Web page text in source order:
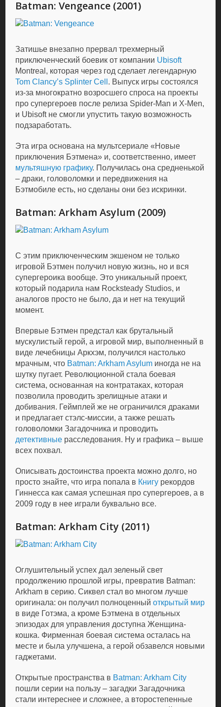
Batman: Vengeance (2001)
Затишье внезапно прервал трехмерный
приключенческий боевик от компании Ubisoft
Montreal, которая через год сделает легендарную
Tom Clancy’s Splinter Cell . Выпуск игры состоялся
из-за многократно возросшего спроса на проекты
про супергероев после релиза Spider-Man и X-Men,
и Ubisoft не смогли упустить такую возможность
подзаработать.
Эта игра основана на мультсериале «Новые
приключения Бэтмена» и, соответственно, имеет
мультяшную графику. Получилась она средненькой
– драки, головоломки и передвижения на
Бэтмобиле есть, но сделаны они без искринки.
Batman: Arkham Asylum (2009)
С этим приключенческим экшеном не только
игровой Бэтмен получил новую жизнь, но и вся
супергероика вообще. Это уникальный проект,
который подарила нам Rocksteady Studios, и
аналогов просто не было, да и нет на текущий
момент.
Впервые Бэтмен предстал как брутальный
мускулистый герой, а игровой мир, выполненный в
виде лечебницы Аркхэм, получился настолько
мрачным, что Batman: Arkham Asylum иногда не на
шутку пугает. Революционной стала боевая
система, основанная на контратаках, которая
позволила проводить зрелищные атаки и
добивания. Геймплей же не ограничился драками
и предлагает стэлс-миссии, а также решать
головоломки Загадочника и проводить
детективные расследования. Ну и графика – выше
всех похвал.
Описывать достоинства проекта можно долго, но
просто знайте, что игра попала в Книгу рекордов
Гиннесса как самая успешная про супергероев, а в
2009 году в нее играли буквально все.
Batman: Arkham City (2011)
Оглушительный успех дал зеленый свет
продолжению прошлой игры, превратив Batman:
Arkham в серию. Сиквел стал во многом лучше
оригинала: он получил полноценныйоткрытый мир
в виде Готэма, а кроме Бэтмена в отдельных
эпизодах для управления доступна Женщина-
кошка. Фирменная боевая система осталась на
месте и была улучшена, а герой обзавелся новыми
гаджетами.
Открытые пространства в Batman: Arkham City
пошли серии на пользу – загадки Загадочника
стали интереснее и сложнее, а второстепенные